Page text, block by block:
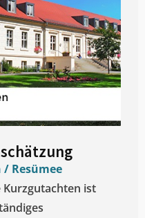
Resümee
ist